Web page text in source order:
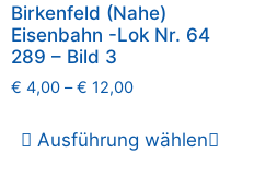
Birkenfeld (Nahe)
Eisenbahn -Lok Nr. 64
289 – Bild 3
€ 4,00 –€ 12,00
Ausführung wählen